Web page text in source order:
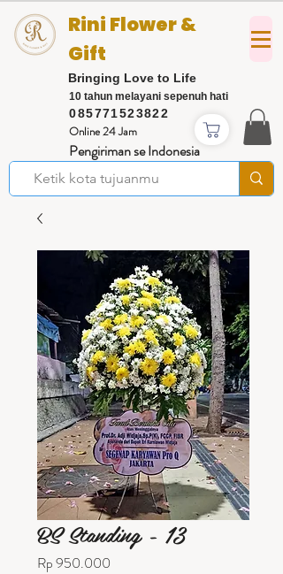
085771523822
Rini Flower &
Gift
Bringing Love to Life
Online 24 Jam
Pengiriman se Indonesia
10 tahun melayani sepenuh hati
BS Standing - 13
Rp 950.000